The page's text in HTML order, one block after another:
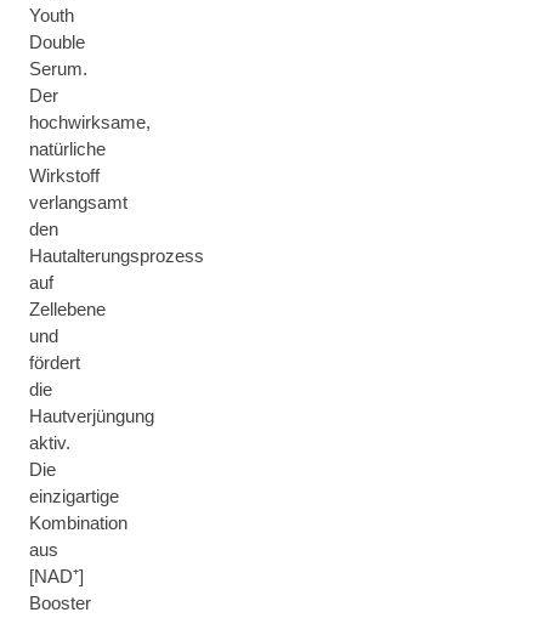
Youth
Double
Serum.
Der
hochwirksame,
natürliche
Wirkstoff
verlangsamt
den
Hautalterungsprozess
auf
Zellebene
und
fördert
die
Hautverjüngung
aktiv.
Die
einzigartige
Kombination
aus
[NAD⁺]
Booster